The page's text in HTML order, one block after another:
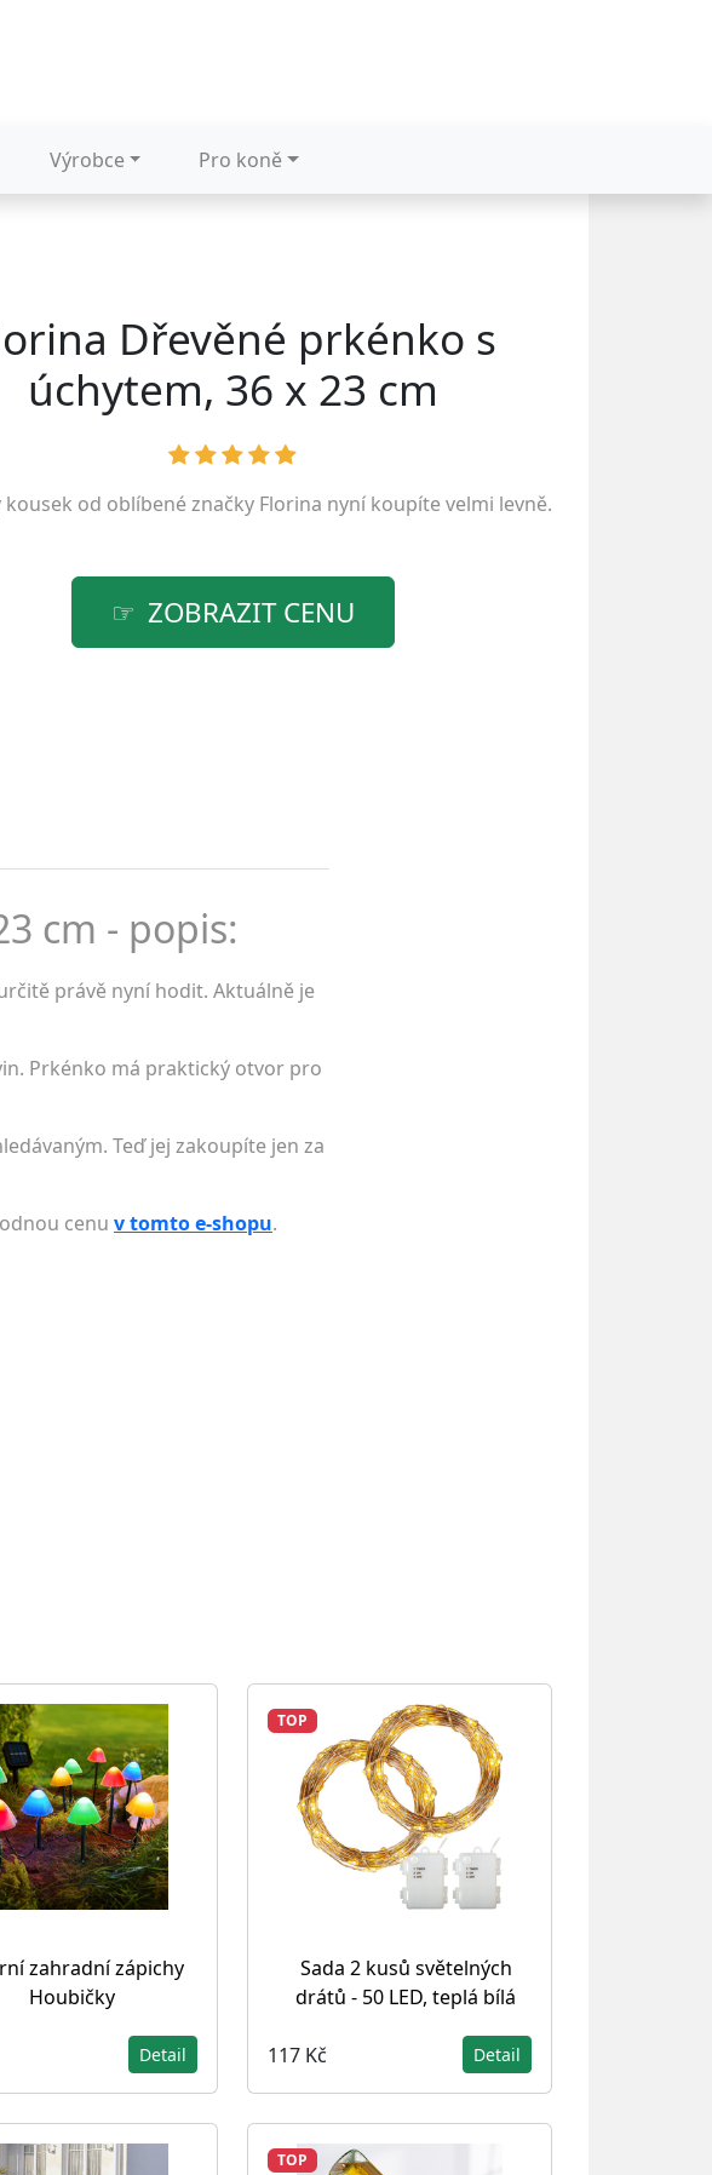
Výrobce Pro koně
Dřevěné prkénko s
úchytem, 36 x 23 cm
kousek od oblíbené značky Florina nyní koupíte velmi levně.
ZOBRAZIT CENU
cm - popis:
právě nyní hodit. Aktuálně je
Prkénko má praktický otvor pro
Teď jej zakoupíte jen za
cenu v tomto e-shopu.
zahradní zápichy
Houbičky
Detail
TOP
Sada 2 kusů světelných
drátů - 50 LED, teplá bílá
117 Kč Detail
TOP